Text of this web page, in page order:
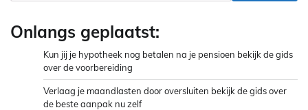
Onlangs geplaatst:
Kun jij je hypotheek nog betalen na je pensioen bekijk de gids
over de voorbereiding
Verlaag je maandlasten door oversluiten bekijk de gids over
de beste aanpak nu zelf